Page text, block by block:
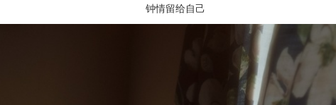
钟情留给自己